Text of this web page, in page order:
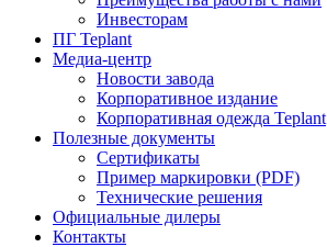
Инвесторам
ПГ Teplant
Медиа-центр
Новости завода
Корпоративное издание
Корпоративная одежда Teplant
Полезные документы
Сертификаты
Пример маркировки (PDF)
Технические решения
Официальные дилеры
Контакты